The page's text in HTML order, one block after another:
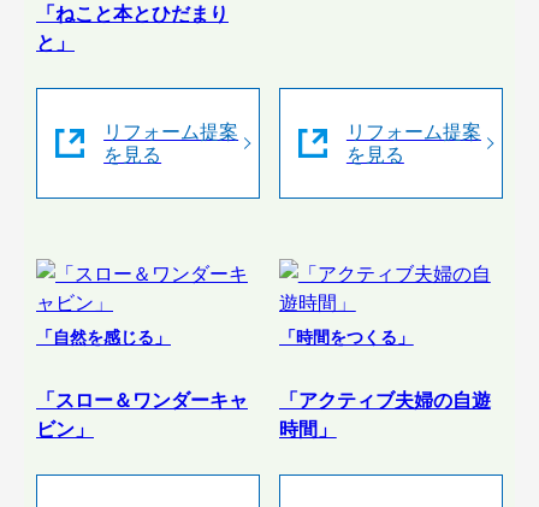
「ねこと本とひだまり
と」
リフォーム提案
を見る
リフォーム提案
を見る
「自然を感じる」
「スロー＆ワンダーキャ
ビン」
「時間をつくる」
「アクティブ夫婦の自遊
時間」